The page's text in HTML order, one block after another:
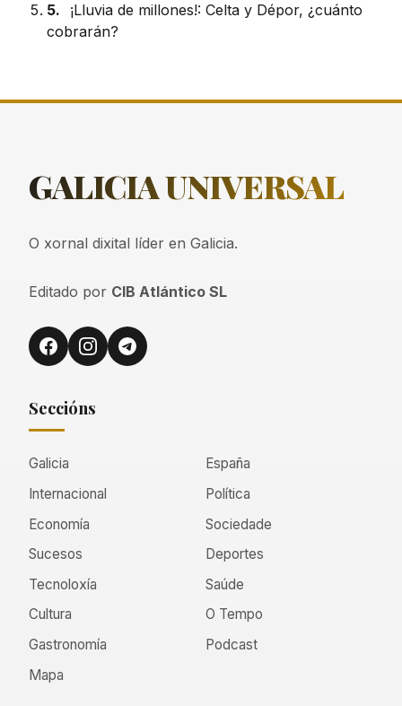
5.
¡Lluvia de millones!: Celta y Dépor, ¿cuánto
cobrarán?
GALICIAUNIVERSAL
O xornal dixital líder en Galicia.
Editado por CIB Atlántico SL
Seccións
Galicia
España
Internacional
Política
Economía
Sociedade
Sucesos
Deportes
Tecnoloxía
Saúde
Cultura
O Tempo
Gastronomía
Podcast
Mapa